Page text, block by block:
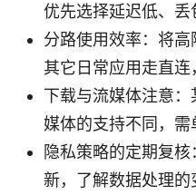
优先选择延迟低、丢
分路使用效率：将高
其它日常应用走直连
下载与流媒体注意
媒体的支持不同，需
隐私策略的定期复
新，了解数据处理的